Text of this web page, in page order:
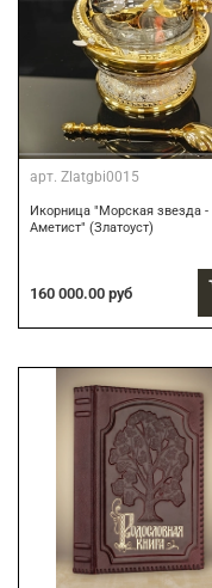
арт. Zlatgbi0015
Икорница "Морская звезда -
Аметист" (Златоуст)
160 000.00 руб